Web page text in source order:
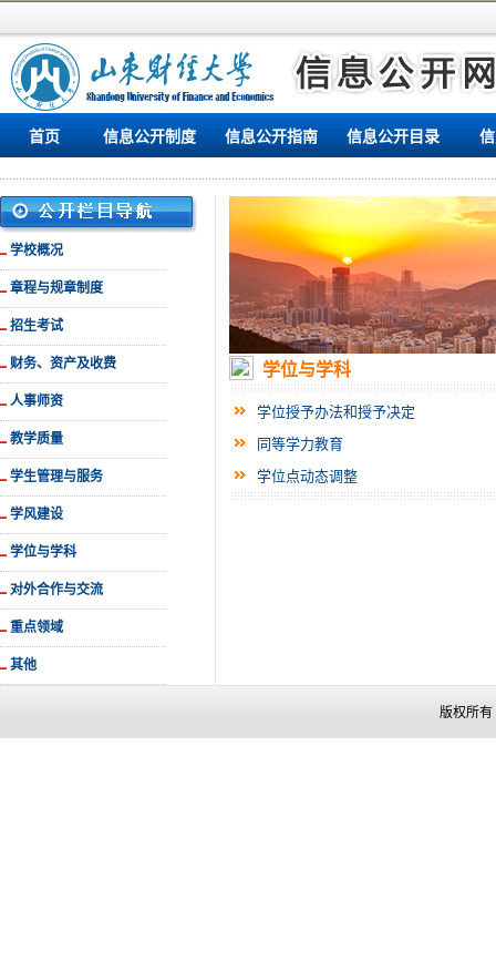
首页 信息公开制度 信息公开指南 信息公开目录
学校概况
章程与规章制度
招生考试
财务、资产及收费
人事师资
教学质量
学生管理与服务
学风建设
学位与学科
对外合作与交流
重点领域
其他
学位与学科
学位授予办法和授予决定
同等学力教育
学位点动态调整
版权所